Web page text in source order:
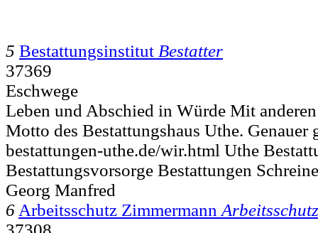
5 Bestattungsinstitut Bestatter
37369
Eschwege
Leben und Abschied in Würde Mit
Motto des Bestattungshaus Uthe. Genauer
bestattungen-uthe.de/wir.html Uthe
Bestattungsvorsorge Bestattungen
Georg Manfred
6 Arbeitsschutz Zimmermann Arbeitsschutz